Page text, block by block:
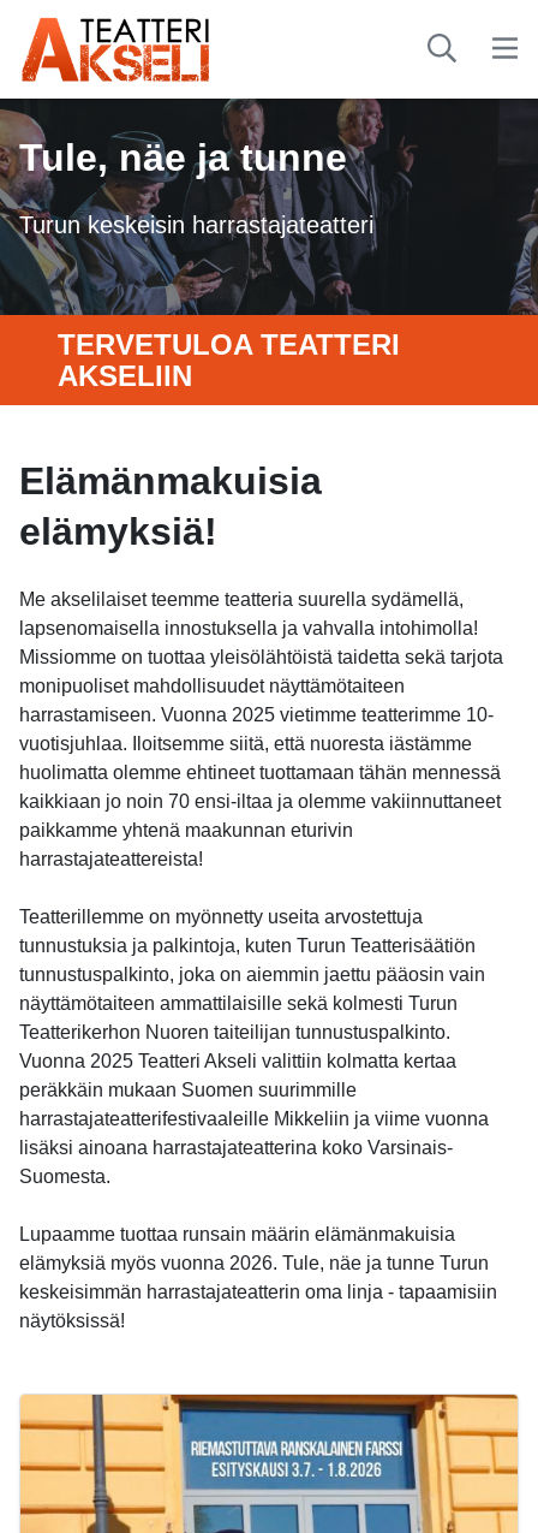
Tule, näe ja tunne
Turun keskeisin harrastajateatteri
TERVETULOA TEATTERI
AKSELIIN
Elämänmakuisia
elämyksiä!
Me akselilaiset teemme teatteria suurella sydämellä,
lapsenomaisella innostuksella ja vahvalla intohimolla!
Missiomme on tuottaa yleisölähtöistä taidetta sekä tarjota
monipuoliset mahdollisuudet näyttämötaiteen
harrastamiseen. Vuonna 2025 vietimme teatterimme 10-
vuotisjuhlaa. Iloitsemme siitä, että nuoresta iästämme
huolimatta olemme ehtineet tuottamaan tähän mennessä
kaikkiaan jo noin 70 ensi-iltaa ja olemme vakiinnuttaneet
paikkamme yhtenä maakunnan eturivin
harrastajateattereista!
Teatterillemme on myönnetty useita arvostettuja
tunnustuksia ja palkintoja, kuten Turun Teatterisäätiön
tunnustuspalkinto, joka on aiemmin jaettu pääosin vain
näyttämötaiteen ammattilaisille sekä kolmesti Turun
Teatterikerhon Nuoren taiteilijan tunnustuspalkinto.
Vuonna 2025 Teatteri Akseli valittiin kolmatta kertaa
peräkkäin mukaan Suomen suurimmille
harrastajateatterifestivaaleille Mikkeliin ja viime vuonna
lisäksi ainoana harrastajateatterina koko Varsinais-
Suomesta.
Lupaamme tuottaa runsain määrin elämänmakuisia
elämyksiä myös vuonna 2026. Tule, näe ja tunne Turun
keskeisimmän harrastajateatterin oma linja - tapaamisiin
näytöksissä!